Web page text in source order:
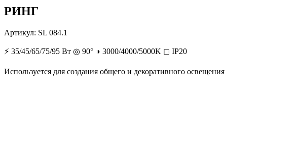
РИНГ
Артикул: SL 084.1
⚡ 35/45/65/75/95 Вт ◎ 90° ◑ 3000/4000/5000K ◻ IP20
Используется для создания общего и декоративного освещения